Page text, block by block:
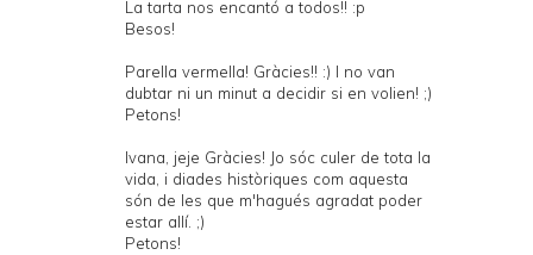
La tarta nos encantó a todos!! :p
Besos!
Parella vermella! Gràcies!! :) I no van
dubtar ni un minut a decidir si en volien! ;)
Petons!
Ivana, jeje Gràcies! Jo sóc culer de tota la
vida, i diades històriques com aquesta
són de les que m'hagués agradat poder
estar allí. ;)
Petons!